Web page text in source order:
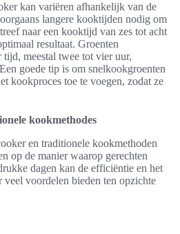
kan variëren afhankelijk van de
langere kooktijden nodig om
naar een kooktijd van zes tot acht
resultaat. Groenten
tijd, meestal twee tot vier uur,
goede tip is om snelkookgroenten
kookproces toe te voegen, zodat ze
kookmethodes
en traditionele kookmethoden
op de manier waarop gerechten
dagen kan de efficiëntie en het
veel voordelen bieden ten opzichte